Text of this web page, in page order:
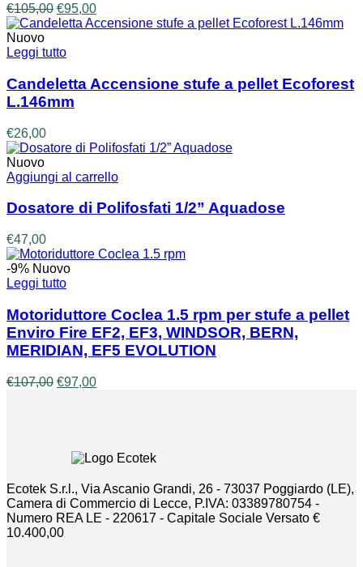
€105,00 Il
prezzo
era:
€95,00Il
prezzo
Nuovo
Leggi tutto
Candeletta Accensione stufe a pellet Ecoforest
L.146mm
€26,00
Nuovo
Aggiungi al carrello
Dosatore di Polifosfati 1/2” Aquadose
€47,00
-9% Nuovo
Leggi tutto
Motoriduttore Coclea 1.5 rpm per stufe a pellet
Enviro Fire EF2, EF3, WINDSOR, BERN,
MERIDIAN, EF5 EVOLUTION
€107,00 Il
€97,00Il
Ecotek S.r.l., Via Ascanio Grandi, 26 - 73037 Poggiardo (LE),
Camera di Commercio di Lecce, P.IVA: 03389780754 -
Numero REA LE - 220617 - Capitale Sociale Versato €
10.400,00